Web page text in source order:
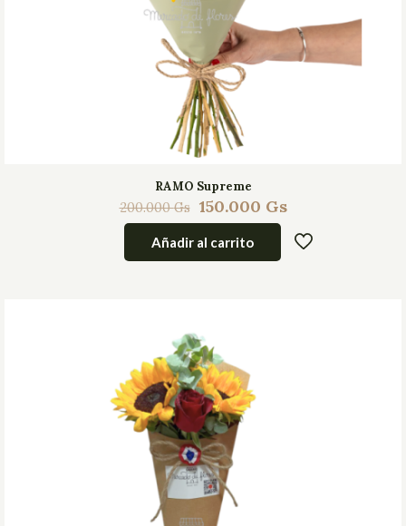
RAMO Supreme
200.000Gs 150.000 Gs
Añadir al carrito